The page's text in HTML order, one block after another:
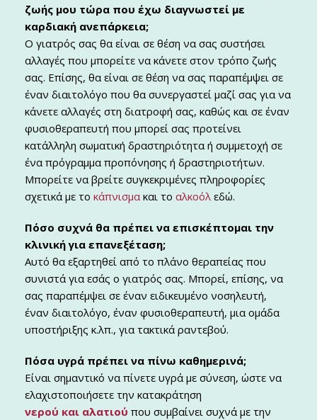
ζωής μου τώρα που έχω διαγνωστεί με
καρδιακή ανεπάρκεια;
Ο γιατρός σας θα είναι σε θέση να σας συστήσει
αλλαγές που μπορείτε να κάνετε στον τρόπο ζωής
σας. Επίσης, θα είναι σε θέση να σας παραπέμψει σε
έναν διαιτολόγο που θα συνεργαστεί μαζί σας για να
κάνετε αλλαγές στη διατροφή σας, καθώς και σε έναν
φυσιοθεραπευτή που μπορεί σας προτείνει
κατάλληλη σωματική δραστηριότητα ή συμμετοχή σε
ένα πρόγραμμα προπόνησης ή δραστηριοτήτων.
Μπορείτε να βρείτε συγκεκριμένες πληροφορίες
σχετικά με το κάπνισμα και το αλκοόλ εδώ.
Πόσο συχνά θα πρέπει να επισκέπτομαι την
κλινική για επανεξέταση;
Αυτό θα εξαρτηθεί από το πλάνο θεραπείας που
συνιστά για εσάς ο γιατρός σας. Μπορεί, επίσης, να
σας παραπέμψει σε έναν ειδικευμένο νοσηλευτή,
έναν διαιτολόγο, έναν φυσιοθεραπευτή, μια ομάδα
υποστήριξης κ.λπ., για τακτικά ραντεβού.
Πόσα υγρά πρέπει να πίνω καθημερινά;
Είναι σημαντικό να πίνετε υγρά με σύνεση, ώστε να
ελαχιστοποιήσετε την κατακράτηση
νερού και αλατιού που συμβαίνει συχνά με την